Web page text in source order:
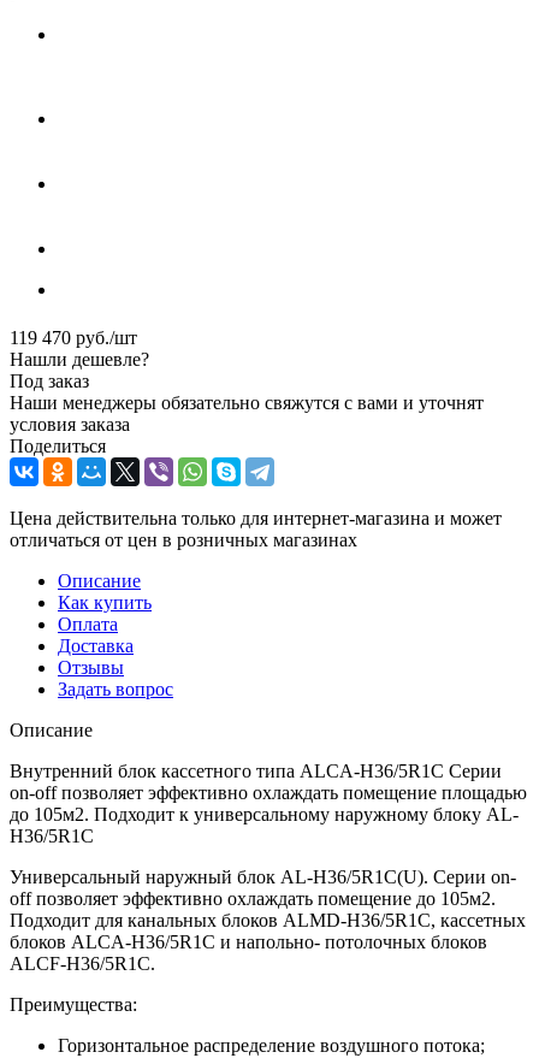
119 470 руб./шт
Нашли дешевле?
Под заказ
Наши менеджеры обязательно свяжутся с вами и уточнят
условия заказа
Поделиться
Цена действительна только для интернет-магазина и может
отличаться от цен в розничных магазинах
Описание
Как купить
Оплата
Доставка
Отзывы
Задать вопрос
Описание
Внутренний блок кассетного типа ALCA-H36/5R1С Серии
on-off позволяет эффективно охлаждать помещение площадью
до 105м2. Подходит к универсальному наружному блоку AL-
H36/5R1С
Универсальный наружный блок AL-H36/5R1C(U). Серии on-
off позволяет эффективно охлаждать помещение до 105м2.
Подходит для канальных блоков ALMD-H36/5R1C, кассетных
блоков ALCA-H36/5R1C и напольно- потолочных блоков
ALCF-H36/5R1C.
Преимущества:
Горизонтальное распределение воздушного потока;